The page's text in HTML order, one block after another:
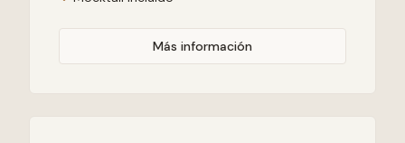
Más información